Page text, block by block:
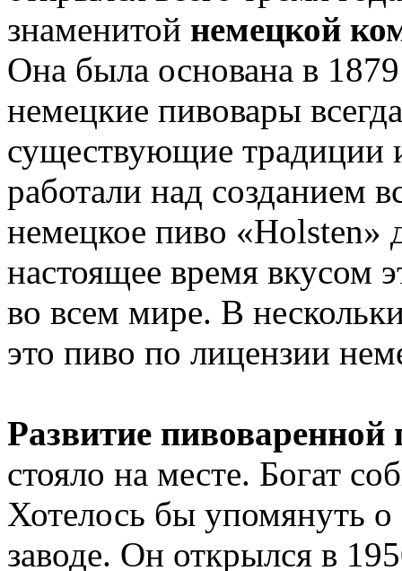
знаменитой немецкой
Она была основана в
немецкие пивовары
существующие традиции
работали над созданием
немецкое пиво
настоящее время вкусом
во всем мире. В
это пиво по лицензии
Развитие
стояло на месте. Богат
Хотелось бы упомянуть
заводе. Он открылся в